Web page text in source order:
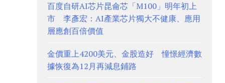
百度自研AI芯片昆侖芯「M100」明年初上
市 李彥宏：AI產業芯片獨大不健康、應用
層應創百倍價值
金價重上4200美元、金股造好 憧憬經濟數
據恢復為12月再減息鋪路